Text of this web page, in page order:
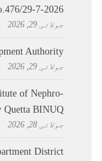
29-7-2026
جولائی 29, 2026
Authority
جولائی 29, 2026
of Nephro-
Quetta BINUQ
جولائی 28, 2026
District